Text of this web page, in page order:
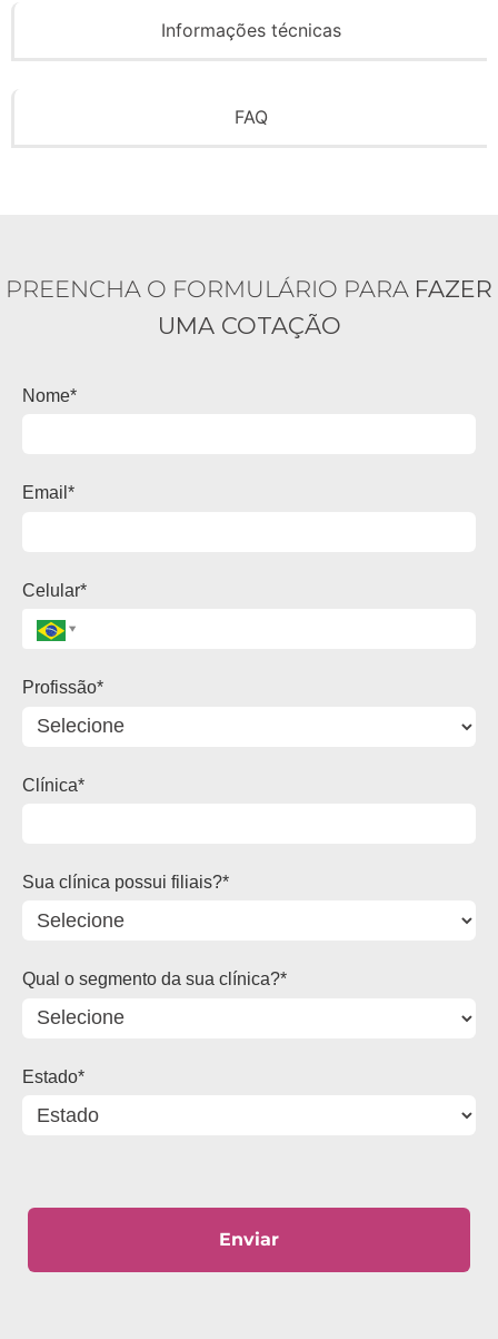
Informações técnicas
FAQ
PREENCHA O FORMULÁRIO PARA FAZER
UMA COTAÇÃO
Nome*
Email*
Celular*
Profissão*
Clínica*
Sua clínica possui filiais?*
Qual o segmento da sua clínica?*
Estado*
Enviar